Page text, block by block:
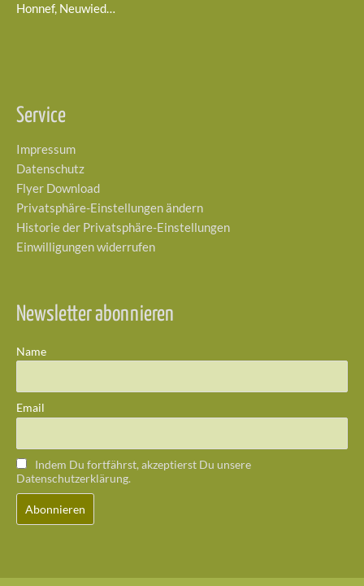
Honnef, Neuwied…
Service
Impressum
Datenschutz
Flyer Download
Privatsphäre-Einstellungen ändern
Historie der Privatsphäre-Einstellungen
Einwilligungen widerrufen
Newsletter abonnieren
Name
Email
Indem Du fortfährst, akzeptierst Du unsere
Datenschutzerklärung.